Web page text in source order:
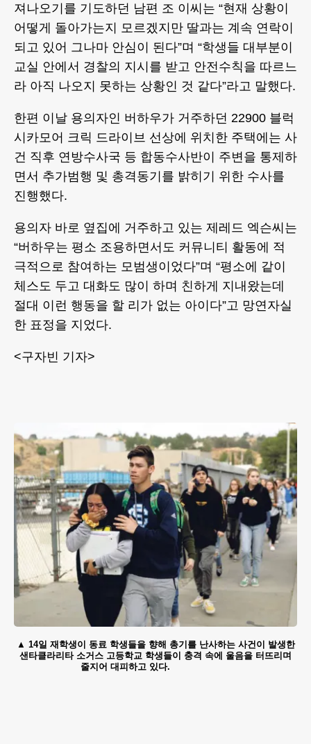
져나오기를 기도하던 남편 조 이씨는 “현재 상황이
어떻게 돌아가는지 모르겠지만 딸과는 계속 연락이
되고 있어 그나마 안심이 된다”며 “학생들 대부분이
교실 안에서 경찰의 지시를 받고 안전수칙을 따르느
라 아직 나오지 못하는 상황인 것 같다”라고 말했다.
한편 이날 용의자인 버하우가 거주하던 22900 블럭
시카모어 크릭 드라이브 선상에 위치한 주택에는 사
건 직후 연방수사국 등 합동수사반이 주변을 통제하
면서 추가범행 및 총격동기를 밝히기 위한 수사를
진행했다.
용의자 바로 옆집에 거주하고 있는 제레드 엑슨씨는
“버하우는 평소 조용하면서도 커뮤니티 활동에 적
극적으로 참여하는 모범생이었다”며 “평소에 같이
체스도 두고 대화도 많이 하며 친하게 지내왔는데
절대 이런 행동을 할 리가 없는 아이다”고 망연자실
한 표정을 지었다.
<구자빈 기자>
14일 재학생이 동료 학생들을 향해 총기를 난사하는 사건이 발생한
샌타클라리타 소거스 고등학교 학생들이 충격 속에 울음을 터뜨리며
줄지어 대피하고 있다.